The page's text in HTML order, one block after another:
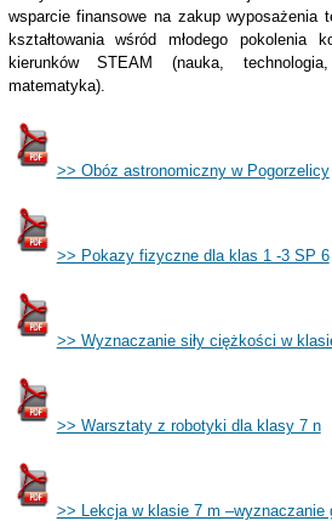
wsparcie finansowe na zakup wyposażenia
kształtowania wśród młodego pokolenia
kierunków STEAM (nauka,
matematyka).
>> Obóz astronomiczny w Pogorzelicy
>> Pokazy fizyczne dla klas 1 -3 SP 6
>> Wyznaczanie siły ciężkości w
>> Warsztaty z robotyki dla klasy 7 n
>> Lekcja w klasie 7 m –wyznaczanie